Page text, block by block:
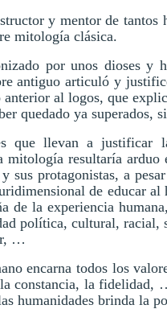
y mentor de tantos
mitología clásica.
por unos dioses
antiguo articuló y
al logos, que
quedado ya
que llevan a justificar
resultaría
sus protagonistas, a
ional de educar al
de la experiencia
política, cultural, racial,
…
encarna todos los
constancia, la fidelidad,
humanidades brinda